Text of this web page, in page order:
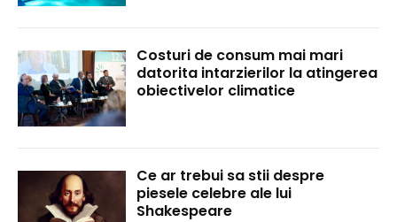
Costuri de consum mai mari
datorita intarzierilor la atingerea
obiectivelor climatice
Ce ar trebui sa stii despre
piesele celebre ale lui
Shakespeare